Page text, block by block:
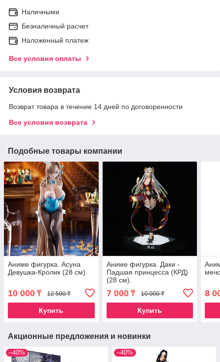
Наличными
Безналичный расчет
Наложенный платеж
Все условия оплаты
Условия возврата
Возврат товара в течение 14 дней по договоренности
Все условия возврата
Подобные товары компании
Аниме фигурка. Асуна
Девушка-Кролик (28 см).
10 000 ₸ 12 500 ₸
Купить
Аниме фигурка. Даки -
Падшая принцесса (КРД)
(28 см).
7 000₸ 10 000 ₸
Купить
8
Акционные предложения и новинки
–40% –40%